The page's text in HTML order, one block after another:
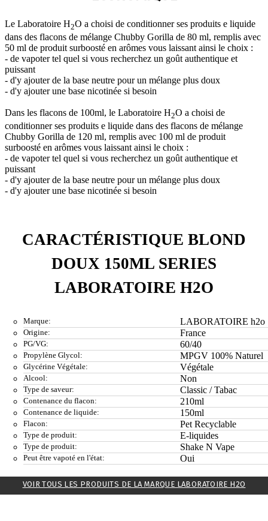
Le Laboratoire H2O a choisi de conditionner ses produits e liquide
dans des flacons de mélange Chubby Gorilla de 80 ml, remplis avec
50 ml de produit surboosté en arômes vous laissant ainsi le choix :
- de vapoter tel quel si vous recherchez un goût authentique et
puissant
- d'y ajouter de la base neutre pour un mélange plus doux
- d'y ajouter une base nicotinée si besoin
Dans les flacons de 100ml, le Laboratoire H2O a choisi de
conditionner ses produits e liquide dans des flacons de mélange
Chubby Gorilla de 120 ml, remplis avec 100 ml de produit
surboosté en arômes vous laissant ainsi le choix :
- de vapoter tel quel si vous recherchez un goût authentique et
puissant
- d'y ajouter de la base neutre pour un mélange plus doux
- d'y ajouter une base nicotinée si besoin
CARACTÉRISTIQUE BLOND
DOUX 150ML SERIES
LABORATOIRE H2O
Marque: LABORATOIRE h2o
Origine: France
PG/VG: 60/40
Propylène Glycol: MPGV 100% Naturel
Glycérine Végétale: Végétale
Alcool: Non
Type de saveur: Classic / Tabac
Contenance du flacon: 210ml
Contenance de liquide: 150ml
Flacon: Pet Recyclable
Type de produit: E-liquides
Type de produit: Shake N Vape
Peut être vapoté en l'état: Oui
VOIR TOUS LES PRODUITS DE LA MARQUE LABORATOIRE H2O